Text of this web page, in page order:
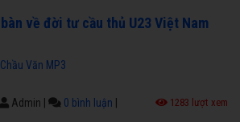
về đời tư cầu thủ U23 Việt Nam
Văn MP3
Admin 0 bình luận 1283 lượt xem